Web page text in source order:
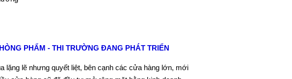
PHẨM - THI TRƯỜNG ĐANG PHÁT TRIỂN
lặng lẽ nhưng quyết liệt, bên cạnh các cửa hàng lớn, mới